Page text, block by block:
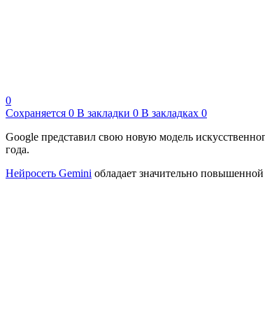
0
Сохраняется 0 В закладки 0 В закладках 0
Google представил свою новую модель
года.
Нейросеть Gemini обладает значительно